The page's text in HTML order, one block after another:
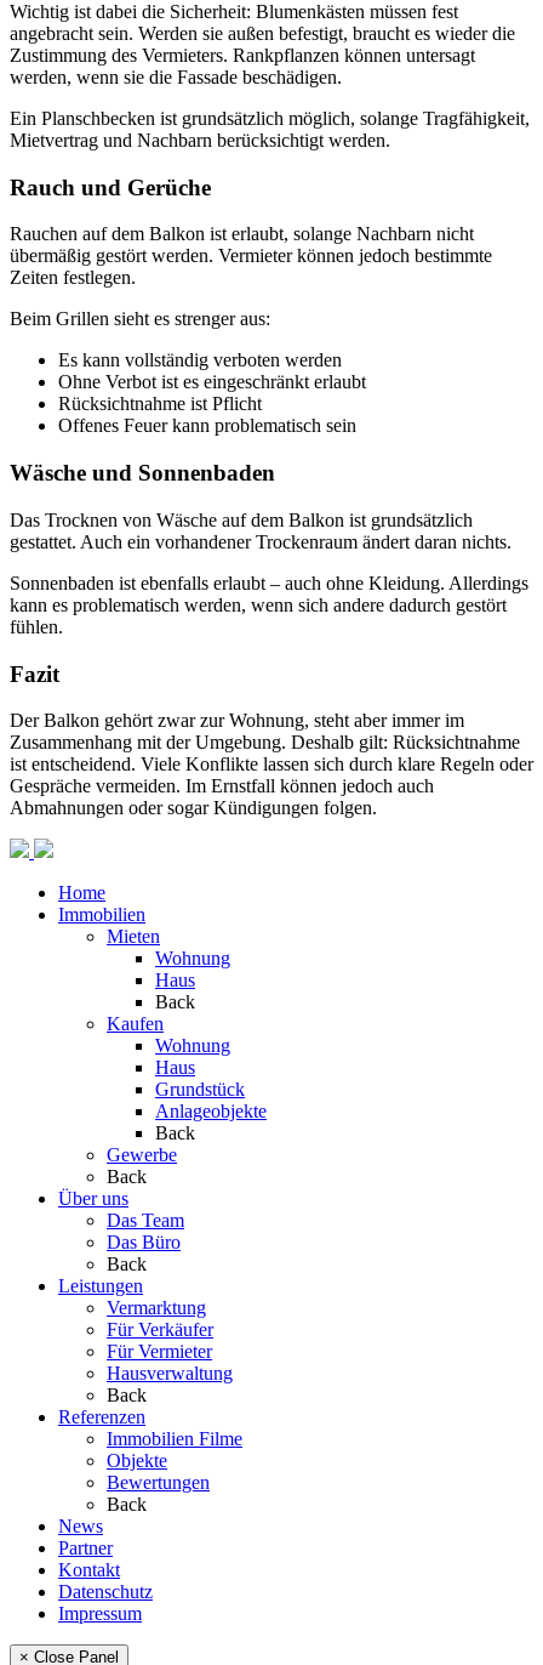
Wichtig ist dabei die Sicherheit: Blumenkästen müssen fest
angebracht sein. Werden sie außen befestigt, braucht es wieder die
Zustimmung des Vermieters. Rankpflanzen können untersagt
werden, wenn sie die Fassade beschädigen.
Ein Planschbecken ist grundsätzlich möglich, solange Tragfähigkeit,
Mietvertrag und Nachbarn berücksichtigt werden.
Rauch und Gerüche
Rauchen auf dem Balkon ist erlaubt, solange Nachbarn nicht
übermäßig gestört werden. Vermieter können jedoch bestimmte
Zeiten festlegen.
Beim Grillen sieht es strenger aus:
Es kann vollständig verboten werden
Ohne Verbot ist es eingeschränkt erlaubt
Rücksichtnahme ist Pflicht
Offenes Feuer kann problematisch sein
Wäsche und Sonnenbaden
Das Trocknen von Wäsche auf dem Balkon ist grundsätzlich
gestattet. Auch ein vorhandener Trockenraum ändert daran nichts.
Sonnenbaden ist ebenfalls erlaubt – auch ohne Kleidung. Allerdings
kann es problematisch werden, wenn sich andere dadurch gestört
fühlen.
Fazit
Der Balkon gehört zwar zur Wohnung, steht aber immer im
Zusammenhang mit der Umgebung. Deshalb gilt: Rücksichtnahme
ist entscheidend. Viele Konflikte lassen sich durch klare Regeln oder
Gespräche vermeiden. Im Ernstfall können jedoch auch
Abmahnungen oder sogar Kündigungen folgen.
Home
Immobilien
Mieten
Wohnung
Haus
Back
Kaufen
Wohnung
Haus
Grundstück
Anlageobjekte
Back
Gewerbe
Back
Über uns
Das Team
Das Büro
Back
Leistungen
Vermarktung
Für Verkäufer
Für Vermieter
Hausverwaltung
Back
Referenzen
Immobilien Filme
Objekte
Bewertungen
Back
News
Partner
Kontakt
Datenschutz
Impressum
× Close Panel